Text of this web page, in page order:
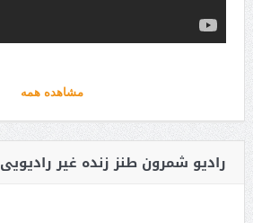
مشاهده همه
رادیو شمرون طنز زنده غیر رادیویی